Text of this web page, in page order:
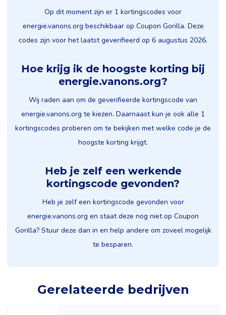
Op dit moment zijn er 1 kortingscodes voor
energie.vanons.org beschikbaar op Coupon Gorilla. Deze
codes zijn voor het laatst geverifieerd op 6 augustus 2026.
Hoe krijg ik de hoogste korting bij
energie.vanons.org?
Wij raden aan om de geverifieerde kortingscode van
energie.vanons.org te kiezen. Daarnaast kun je ook alle 1
kortingscodes proberen om te bekijken met welke code je de
hoogste korting krijgt.
Heb je zelf een werkende
kortingscode gevonden?
Heb je zelf een kortingscode gevonden voor
energie.vanons.org en staat deze nog niet op Coupon
Gorilla? Stuur deze dan in en help andere om zoveel mogelijk
te besparen.
Gerelateerde bedrijven